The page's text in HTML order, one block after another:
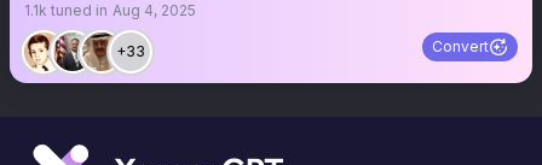
1.1k tuned in Aug 4, 2025
+33 Convert